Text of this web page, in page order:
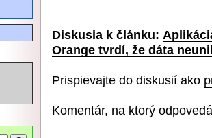
Diskusia k článku:
Orange tvrdí, že dáta
Prispievajte do diskusií ako
Komentár, na ktorý